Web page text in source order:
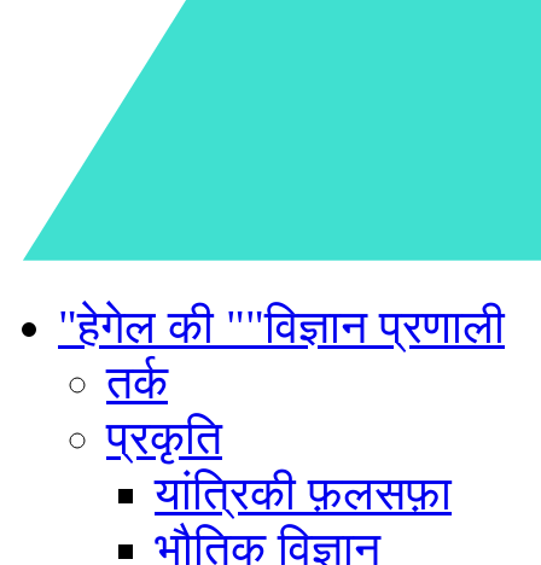
"हेगेल की ""विज्ञान प्रणाली
तर्क
प्रकृति
यांत्रिकी फ़लसफ़ा
भौतिक विज्ञान